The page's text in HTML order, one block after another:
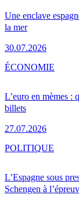
Une enclave
la mer
30.07.2026
L’euro en mèmes :
billets
27.07.2026
ÉCONOMIE
L’Espagne sous
Schengen à
POLITIQUE